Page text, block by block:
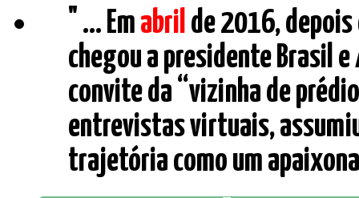
" ... Emabrilde 2016, depois
chegou a presidente Brasil
convite da “vizinha de
entrevistas virtuais,
trajetória como um